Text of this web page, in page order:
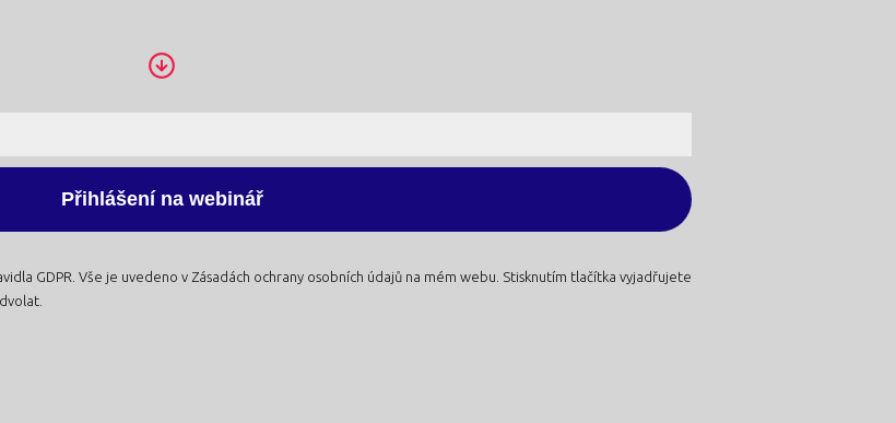
Přihlášení na webinář
GDPR. Vše je uvedeno v Zásadách ochrany osobních údajů na mém webu. Stisknutím tlačítka vyjadřujete